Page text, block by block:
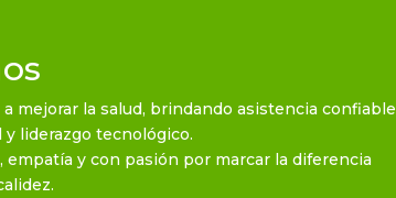
mejorar la salud, brindando asistencia confiable
liderazgo tecnológico.
y con pasión por marcar la diferencia